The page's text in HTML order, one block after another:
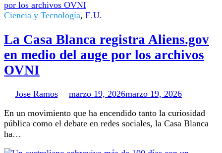
Ciencia y Tecnología, E.U.
La Casa Blanca registra Aliens.gov
en medio del auge por los archivos
OVNI
Jose Ramos marzo 19, 2026marzo 19, 2026
En un movimiento que ha encendido tanto la curiosidad
pública como el debate en redes sociales, la Casa Blanca
ha…